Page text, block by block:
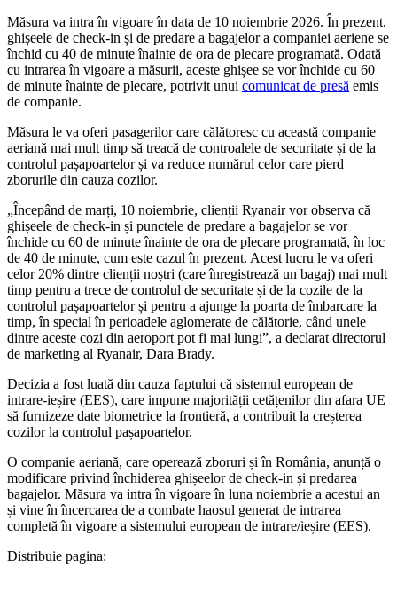
Măsura va intra în vigoare în data de 10 noiembrie 2026. În prezent,
ghișeele de check-in și de predare a bagajelor a companiei aeriene se
închid cu 40 de minute înainte de ora de plecare programată. Odată
cu intrarea în vigoare a măsurii, aceste ghișee se vor închide cu 60
de minute înainte de plecare, potrivit unui comunicat de presă emis
de companie.
Măsura le va oferi pasagerilor care călătoresc cu această companie
aeriană mai mult timp să treacă de controalele de securitate și de la
controlul pașapoartelor și va reduce numărul celor care pierd
zborurile din cauza cozilor.
„Începând de marți, 10 noiembrie, clienții Ryanair vor observa că
ghișeele de check-in și punctele de predare a bagajelor se vor
închide cu 60 de minute înainte de ora de plecare programată, în loc
de 40 de minute, cum este cazul în prezent. Acest lucru le va oferi
celor 20% dintre clienții noștri (care înregistrează un bagaj) mai mult
timp pentru a trece de controlul de securitate și de la cozile de la
controlul pașapoartelor și pentru a ajunge la poarta de îmbarcare la
timp, în special în perioadele aglomerate de călătorie, când unele
dintre aceste cozi din aeroport pot fi mai lungi”, a declarat directorul
de marketing al Ryanair, Dara Brady.
Decizia a fost luată din cauza faptului că sistemul european de
intrare-ieșire (EES), care impune majorității cetățenilor din afara UE
să furnizeze date biometrice la frontieră, a contribuit la creșterea
cozilor la controlul pașapoartelor.
​O companie aeriană, care operează zboruri și în România, anunță o
modificare privind închiderea ghișeelor de check-in și predarea
bagajelor. Măsura va intra în vigoare în luna noiembrie a acestui an
și vine în încercarea de a combate haosul generat de intrarea
completă în vigoare a sistemului european de intrare/ieșire (EES).
Distribuie pagina: